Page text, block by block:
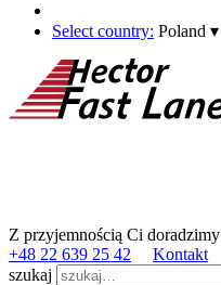
Select country: Poland ▾
Z przyjemnością Ci doradzimy
+48 22 639 25 42
Kontakt
szukaj